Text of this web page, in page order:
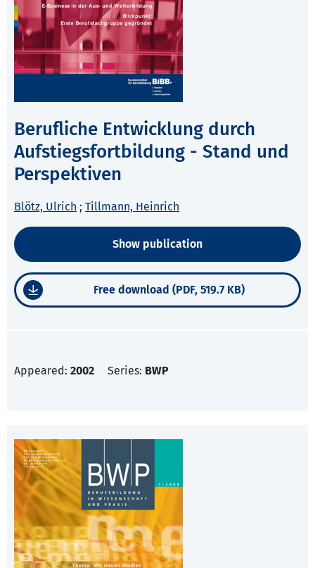
Berufliche Entwicklung durch
Aufstiegsfortbildung - Stand und
Perspektiven
Blötz, Ulrich ; Tillmann, Heinrich
Show publication
Free download (PDF, 519.7 KB)
Appeared: 2002 Series: BWP